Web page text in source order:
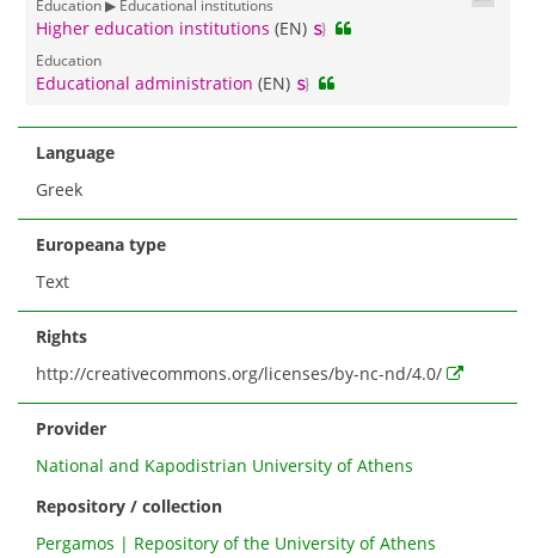
Education ▶ Educational institutions
Higher education institutions (EN)
Education
Educational administration (EN)
Language
Greek
Europeana type
Text
Rights
http://creativecommons.org/licenses/by-nc-nd/4.0/
Provider
National and Kapodistrian University of Athens
Repository / collection
Pergamos | Repository of the University of Athens